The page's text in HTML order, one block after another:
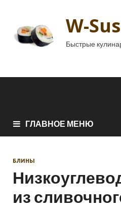
W-
Быстрые
ГЛАВНОЕ МЕНЮ
БЛИНЫ
из